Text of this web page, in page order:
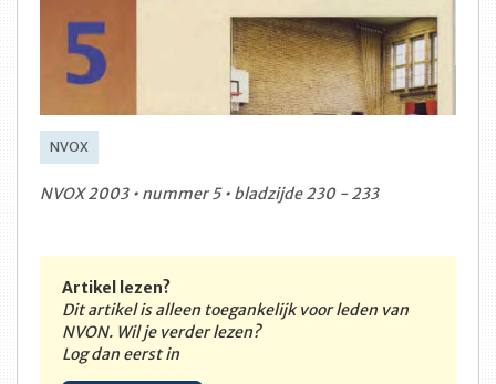
NVOX
NVOX 2003 • nummer 5 • bladzijde 230 - 233
Artikel lezen?
Dit artikel is alleen toegankelijk voor leden van
NVON. Wil je verder lezen?
Log dan eerst in